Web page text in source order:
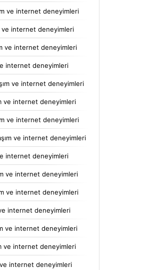
ve internet deneyimleri
ve internet deneyimleri
ve internet deneyimleri
internet deneyimleri
ve internet deneyimleri
ve internet deneyimleri
ve internet deneyimleri
ve internet deneyimleri
internet deneyimleri
ve internet deneyimleri
ve internet deneyimleri
internet deneyimleri
ve internet deneyimleri
ve internet deneyimleri
internet deneyimleri